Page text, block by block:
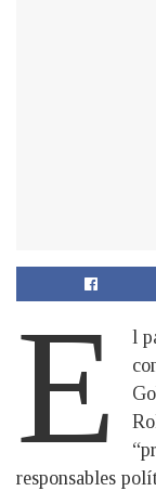
E
l
responsables